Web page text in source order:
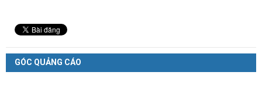
GÓC QUẢNG CÁO